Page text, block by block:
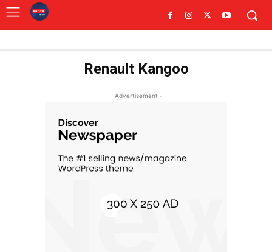
Renault Kangoo
- Advertisement -